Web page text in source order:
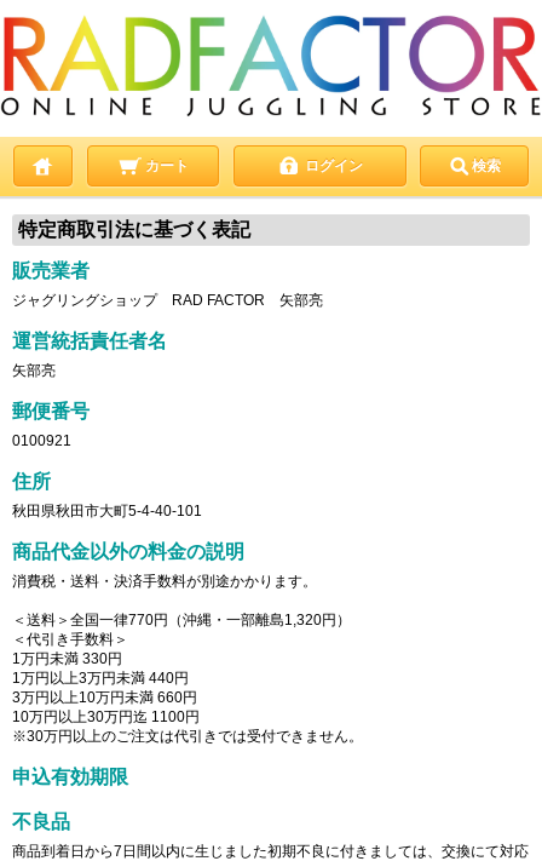
カート ログイン 検索
特定商取引法に基づく表記
販売業者
ジャグリングショップ RAD FACTOR 矢部亮
運営統括責任者名
矢部亮
郵便番号
0100921
住所
秋田県秋田市大町5-4-40-101
商品代金以外の料金の説明
消費税・送料・決済手数料が別途かかります。
＜送料＞全国一律770円（沖縄・一部離島1,320円）
＜代引き手数料＞
1万円未満 330円
1万円以上3万円未満 440円
3万円以上10万円未満 660円
10万円以上30万円迄 1100円
※30万円以上のご注文は代引きでは受付できません。
申込有効期限
不良品
商品到着日から7日間以内に生じました初期不良に付きましては、交換にて対応